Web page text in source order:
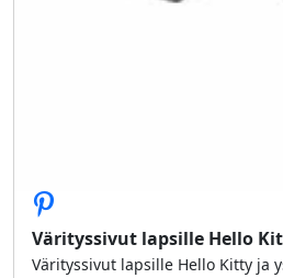
Värityssivut lapsille Hello
Värityssivut lapsille Hello Kitty ja